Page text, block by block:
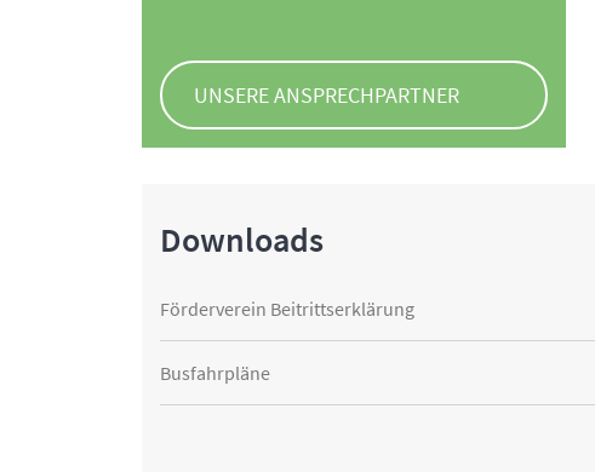
UNSERE ANSPRECHPARTNER
Downloads
Förderverein Beitrittserklärung
Busfahrpläne